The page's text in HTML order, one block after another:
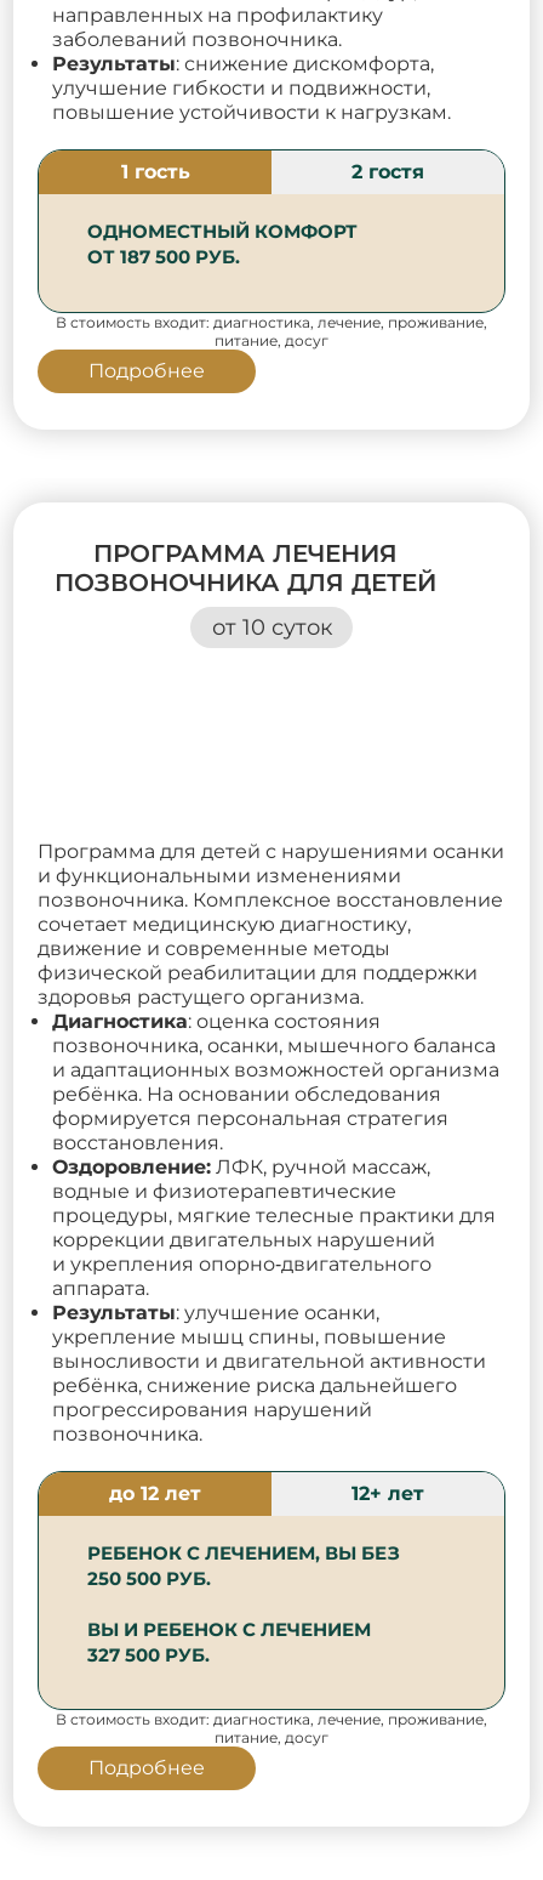
направленных на профилактику
заболеваний позвоночника.
Результаты: снижение дискомфорта,
улучшение гибкости и подвижности,
повышение устойчивости к нагрузкам.
1 гость 2 гостя
ОДНОМЕСТНЫЙ КОМФОРТ
ОТ 187 500 РУБ.
В стоимость входит: диагностика, лечение, проживание,
питание, досуг
Подробнее
ПРОГРАММА ЛЕЧЕНИЯ
ПОЗВОНОЧНИКА ДЛЯ ДЕТЕЙ
от 10 суток
Программа для детей с нарушениями осанки
и функциональными изменениями
позвоночника. Комплексное восстановление
сочетает медицинскую диагностику,
движение и современные методы
физической реабилитации для поддержки
здоровья растущего организма.
Диагностика: оценка состояния
позвоночника, осанки, мышечного баланса
и адаптационных возможностей организма
ребёнка. На основании обследования
формируется персональная стратегия
восстановления.
Оздоровление: ЛФК, ручной массаж,
водные и физиотерапевтические
процедуры, мягкие телесные практики для
коррекции двигательных нарушений
и укрепления опорно‐двигательного
аппарата.
Результаты: улучшение осанки,
укрепление мышц спины, повышение
выносливости и двигательной активности
ребёнка, снижение риска дальнейшего
прогрессирования нарушений
позвоночника.
до 12 лет 12+ лет
РЕБЕНОК С ЛЕЧЕНИЕМ, ВЫ БЕЗ
250 500 РУБ.
ВЫ И РЕБЕНОК С ЛЕЧЕНИЕМ
327 500 РУБ.
В стоимость входит: диагностика, лечение, проживание,
питание, досуг
Подробнее